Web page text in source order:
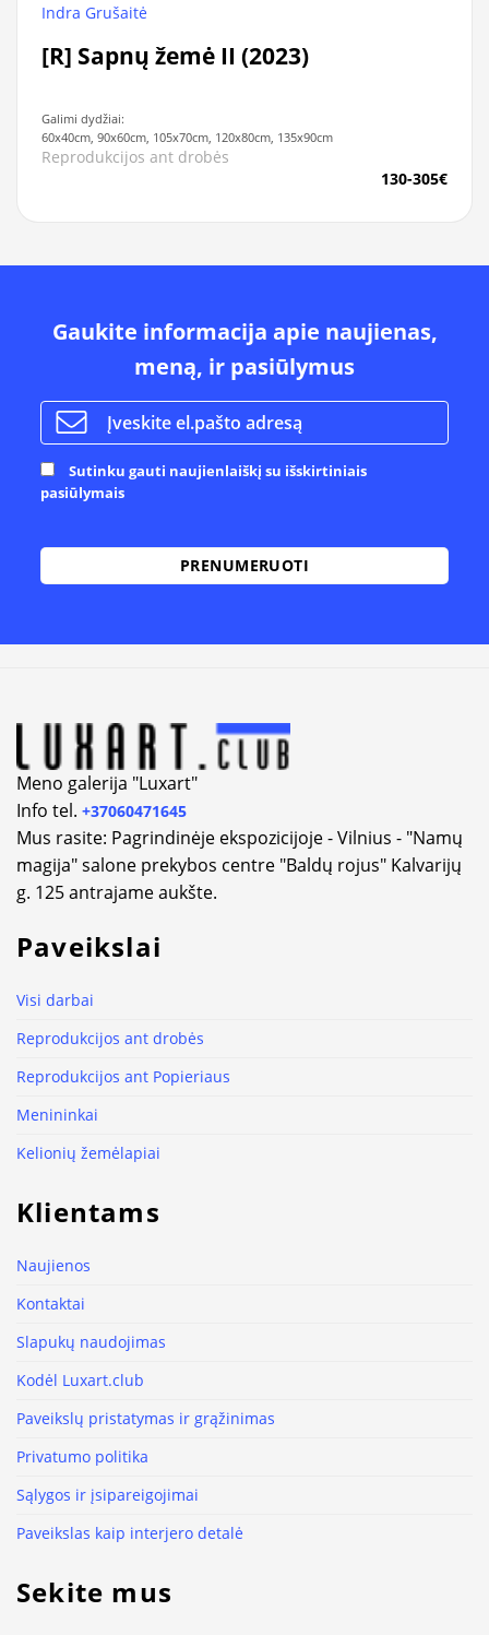
Indra Grušaitė
[R] Sapnų žemė II (2023)
Galimi dydžiai:
60x40cm, 90x60cm, 105x70cm, 120x80cm, 135x90cm
Reprodukcijos ant drobės
130-305€
Gaukite informacija apie naujienas,
meną, ir pasiūlymus
Sutinku gauti naujienlaiškį su išskirtiniais
pasiūlymais
Meno galerija "Luxart"
Info tel. +37060471645
Mus rasite: Pagrindinėje ekspozicijoje - Vilnius - "Namų
magija" salone prekybos centre "Baldų rojus" Kalvarijų
g. 125 antrajame aukšte.
Paveikslai
Visi darbai
Reprodukcijos ant drobės
Reprodukcijos ant Popieriaus
Menininkai
Kelionių žemėlapiai
Klientams
Naujienos
Kontaktai
Slapukų naudojimas
Kodėl Luxart.club
Paveikslų pristatymas ir grąžinimas
Privatumo politika
Sąlygos ir įsipareigojimai
Paveikslas kaip interjero detalė
Sekite mus